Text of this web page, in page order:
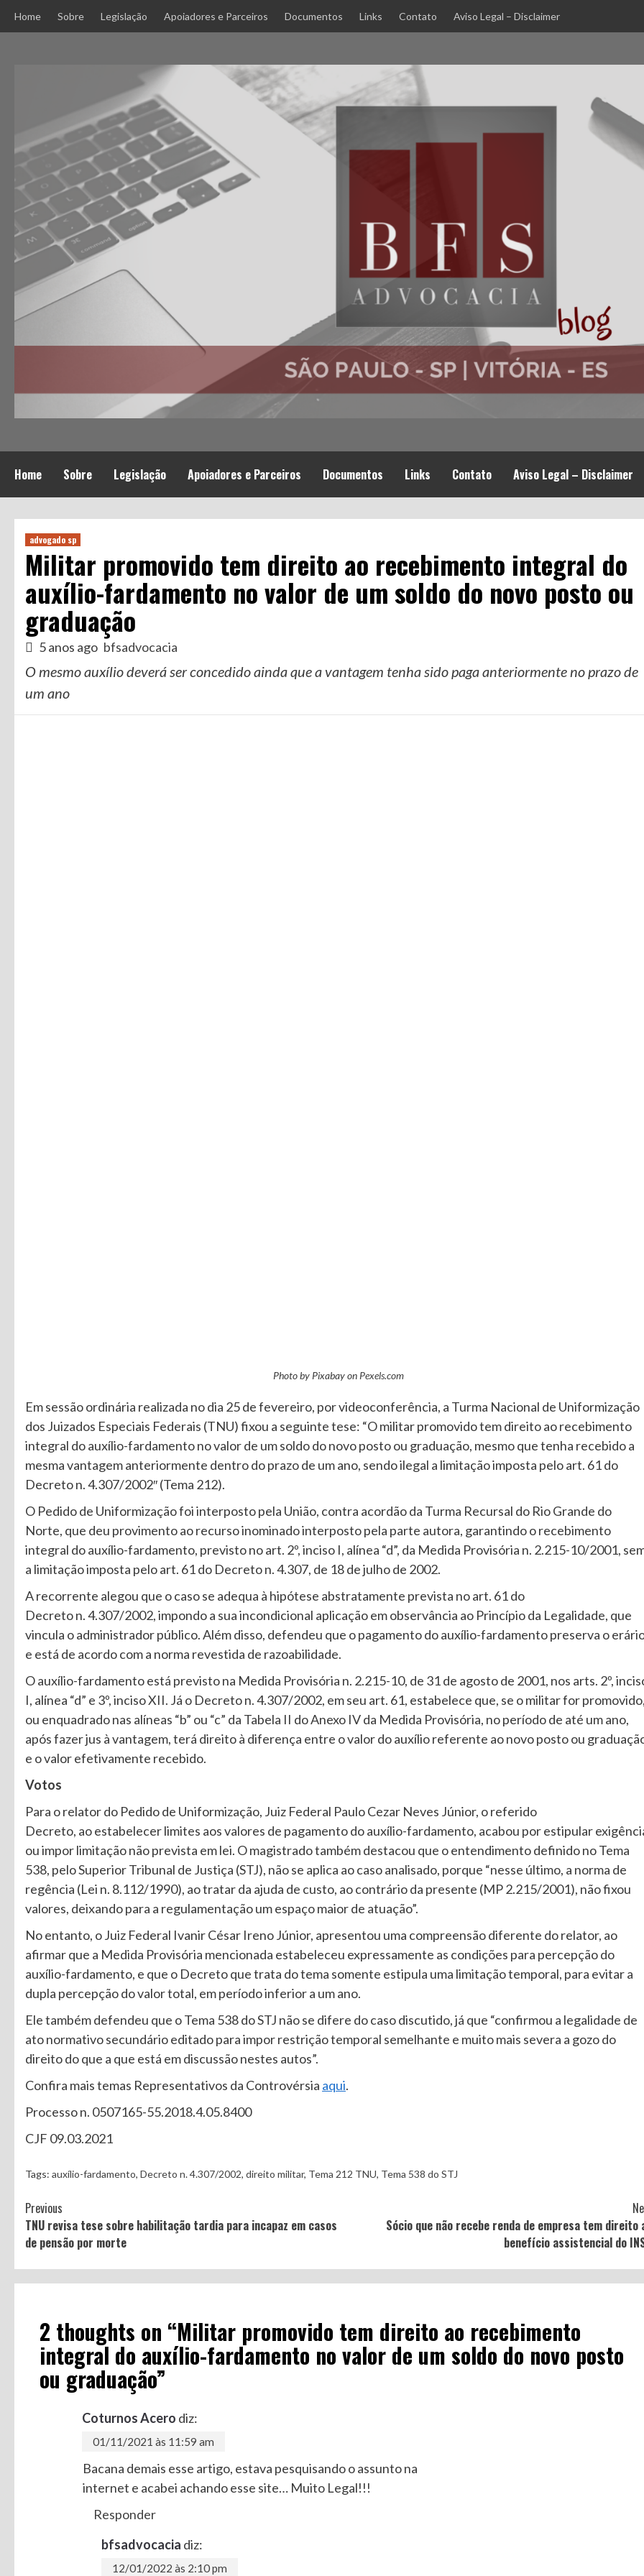
Home Sobre Legislação Apoiadores e Parceiros Documentos Links Contato Aviso Legal – Disclaimer
Home Sobre Legislação Apoiadores e Parceiros Documentos Links Contato Aviso Legal – Disclaimer
advogado sp
Militar promovido tem direito ao recebimento integral do
auxílio-fardamento no valor de um soldo do novo posto ou
graduação
5 anos ago bfsadvocacia
O mesmo auxílio deverá ser concedido ainda que a vantagem tenha sido paga anteriormente no prazo de
um ano
Photo by Pixabay on Pexels.com
Em sessão ordinária realizada no dia 25 de fevereiro, por videoconferência, a Turma Nacional de Uniformização
dos Juizados Especiais Federais (TNU) fixou a seguinte tese: “O militar promovido tem direito ao recebimento
integral do auxílio-fardamento no valor de um soldo do novo posto ou graduação, mesmo que tenha recebido a
mesma vantagem anteriormente dentro do prazo de um ano, sendo ilegal a limitação imposta pelo art. 61 do
Decreto n. 4.307/2002″ (Tema 212).
O Pedido de Uniformização foi interposto pela União, contra acordão da Turma Recursal do Rio Grande do
Norte, que deu provimento ao recurso inominado interposto pela parte autora, garantindo o recebimento
integral do auxílio-fardamento, previsto no art. 2º, inciso I, alínea “d”, da Medida Provisória n. 2.215-10/2001,
a limitação imposta pelo art. 61 do Decreto n. 4.307, de 18 de julho de 2002.
A recorrente alegou que o caso se adequa à hipótese abstratamente prevista no art. 61 do
Decreto n. 4.307/2002, impondo a sua incondicional aplicação em observância ao Princípio da Legalidade, que
vincula o administrador público. Além disso, defendeu que o pagamento do auxílio-fardamento preserva o
e está de acordo com a norma revestida de razoabilidade.
O auxílio-fardamento está previsto na Medida Provisória n. 2.215-10, de 31 de agosto de 2001, nos arts. 2º,
I, alínea “d” e 3º, inciso XII. Já o Decreto n. 4.307/2002, em seu art. 61, estabelece que, se o militar for promovido,
ou enquadrado nas alíneas “b” ou “c” da Tabela II do Anexo IV da Medida Provisória, no período de até um ano,
após fazer jus à vantagem, terá direito à diferença entre o valor do auxílio referente ao novo posto ou
e o valor efetivamente recebido.
Votos
Para o relator do Pedido de Uniformização, Juiz Federal Paulo Cezar Neves Júnior, o referido
Decreto, ao estabelecer limites aos valores de pagamento do auxílio-fardamento, acabou por estipular
ou impor limitação não prevista em lei. O magistrado também destacou que o entendimento definido no Tema
538, pelo Superior Tribunal de Justiça (STJ), não se aplica ao caso analisado, porque “nesse último, a norma de
regência (Lei n. 8.112/1990), ao tratar da ajuda de custo, ao contrário da presente (MP 2.215/2001), não fixou
valores, deixando para a regulamentação um espaço maior de atuação”.
No entanto, o Juiz Federal Ivanir César Ireno Júnior, apresentou uma compreensão diferente do relator, ao
afirmar que a Medida Provisória mencionada estabeleceu expressamente as condições para percepção do
auxílio-fardamento, e que o Decreto que trata do tema somente estipula uma limitação temporal, para evitar a
dupla percepção do valor total, em período inferior a um ano.
Ele também defendeu que o Tema 538 do STJ não se difere do caso discutido, já que “confirmou a legalidade de
ato normativo secundário editado para impor restrição temporal semelhante e muito mais severa a gozo do
direito do que a que está em discussão nestes autos”.
Confira mais temas Representativos da Controvérsia aqui.
Processo n. 0507165-55.2018.4.05.8400
CJF 09.03.2021
Tags: auxílio-fardamento, Decreto n. 4.307/2002, direito militar, Tema 212 TNU, Tema 538 do STJ
Continue
Reading
Previous
TNU revisa tese sobre habilitação tardia para incapaz em casos
de pensão por morte
Sócio que não recebe renda de empresa tem direito
benefício assistencial do
2 thoughts on “Militar promovido tem direito ao recebimento
integral do auxílio-fardamento no valor de um soldo do novo posto
ou graduação”
Coturnos Acero diz:
01/11/2021 às 11:59 am
Bacana demais esse artigo, estava pesquisando o assunto na
internet e acabei achando esse site… Muito Legal!!!
Responder
bfsadvocacia diz:
12/01/2022 às 2:10 pm